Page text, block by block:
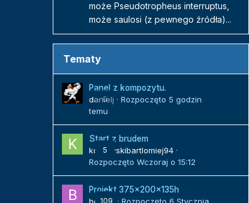
może Pseudotropheus interruptus,
może saulosi (z pewnego źródła)...
Tematy
0
Panel z kompozytu.
danielj · Rozpoczęto 5 godzin
temu
5
Start z brudem
kozlowskibartlomiej94 ·
Rozpoczęto Wczoraj o 15:12
109
Projekt 375x200x135h